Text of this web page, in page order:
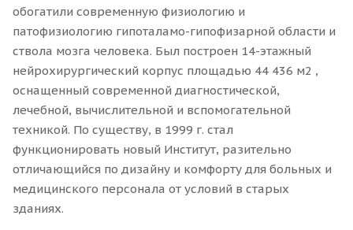
обогатили современную физиологию и
патофизиологию гипоталамо-гипофизарной области и
ствола мозга человека. Был построен 14-этажный
нейрохирургический корпус площадью 44 436 м2 ,
оснащенный современной диагностической,
лечебной, вычислительной и вспомогательной
техникой. По существу, в 1999 г. стал
функционировать новый Институт, разительно
отличающийся по дизайну и комфорту для больных и
медицинского персонала от условий в старых
зданиях.